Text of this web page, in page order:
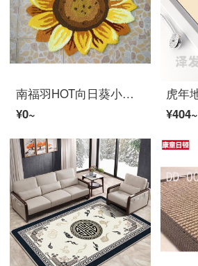
南福羽HOT向日葵小地毯黄色太阳花 黄色（刺绣） 70厘米×60厘米
¥0~
¥404~